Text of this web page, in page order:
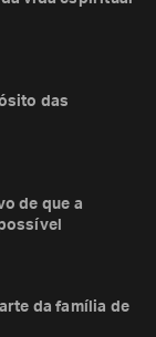
das
de que a
da família de